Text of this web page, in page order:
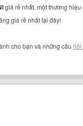
giá rẻ nhất, một thương hiệu
giá rẻ nhất tại đây!
cho bạn và những câu hỏi